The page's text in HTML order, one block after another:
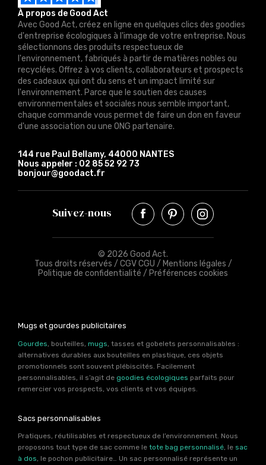
À propos de Good Act
Avec Good Act, créez en ligne en quelques clics des goodies
d'entreprise écologiques à l'image de votre entreprise. Nous
sélectionnons des produits respectueux de
l'environnement, fabriqués à partir de matières nobles ou
recyclées. Offrez à vos clients, collaborateurs et prospects
des cadeaux qui ont du sens et un impact limité sur
l'environnement. Parce que le soutien des causes
environnementales et sociales nous semble important,
chaque commande vous permet de faire un don en faveur
d'une association ou une ONG partenaire.
144 rue Paul Bellamy, 44000 NANTES
Nous appeler : 02 85 52 92 73
bonjour@goodact.fr
Suivez-nous
© 2026 Good Act.
Tous droits réservés / CGV CGU / Mentions légales /
Politique de confidentialité / Préférences cookies
Mugs et gourdes publicitaires
Gourdes , bouteilles, mugs , tasses et gobelets personnalisables :
alternatives durables aux bouteilles en plastique, ces objets
promotionnels sont souvent plébiscités. Facilement
personnalisables, il s’agit de goodies écologiques parfaits pour
remercier vos prospects, vos clients et vos équipes.
Sacs personnalisables
Pratiques, réutilisables et respectueux de l’environnement. Nous
proposons tout type de sac comme le tote bag personnalisé, le sac
à dos, le pochon publicitaire… Un sac personnalisé représente un